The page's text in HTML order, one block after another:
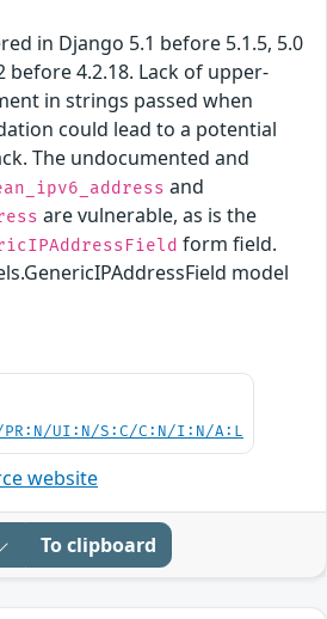
in Django 5.1 before 5.1.5, 5.0
before 4.2.18. Lack of upper-
in strings passed when
could lead to a potential
The undocumented and
and
are vulnerable, as is the
form field.
model
PR:N/UI:N/S:C/C:N/I:N/A:L
website
To clipboard